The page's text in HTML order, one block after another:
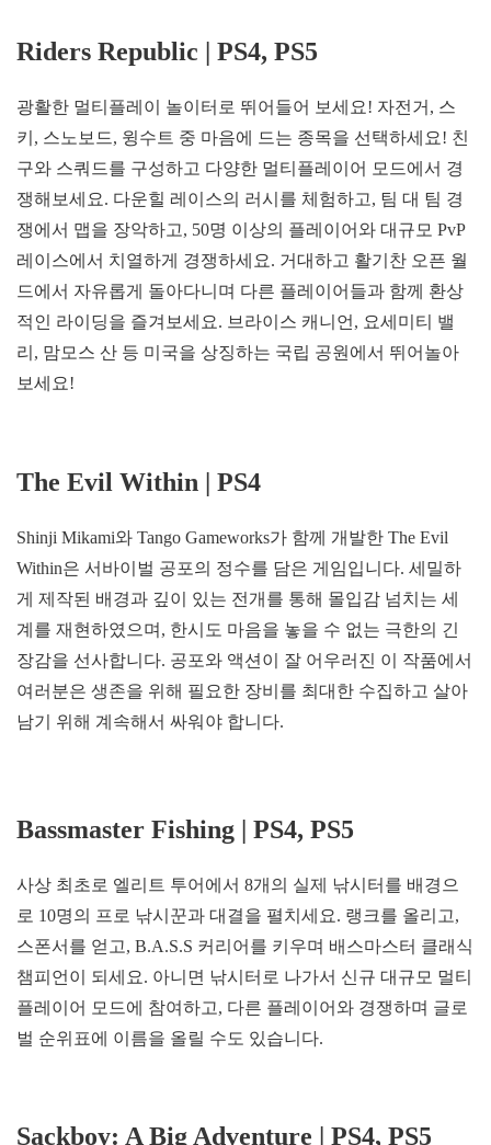
Riders Republic | PS4, PS5
광활한 멀티플레이 놀이터로 뛰어들어 보세요! 자전거, 스
키, 스노보드, 윙수트 중 마음에 드는 종목을 선택하세요! 친
구와 스쿼드를 구성하고 다양한 멀티플레이어 모드에서 경
쟁해보세요. 다운힐 레이스의 러시를 체험하고, 팀 대 팀 경
쟁에서 맵을 장악하고, 50명 이상의 플레이어와 대규모 PvP
레이스에서 치열하게 경쟁하세요. 거대하고 활기찬 오픈 월
드에서 자유롭게 돌아다니며 다른 플레이어들과 함께 환상
적인 라이딩을 즐겨보세요. 브라이스 캐니언, 요세미티 밸
리, 맘모스 산 등 미국을 상징하는 국립 공원에서 뛰어놀아
보세요!
The Evil Within | PS4
Shinji Mikami와 Tango Gameworks가 함께 개발한 The Evil
Within은 서바이벌 공포의 정수를 담은 게임입니다. 세밀하
게 제작된 배경과 깊이 있는 전개를 통해 몰입감 넘치는 세
계를 재현하였으며, 한시도 마음을 놓을 수 없는 극한의 긴
장감을 선사합니다. 공포와 액션이 잘 어우러진 이 작품에서
여러분은 생존을 위해 필요한 장비를 최대한 수집하고 살아
남기 위해 계속해서 싸워야 합니다.
Bassmaster Fishing | PS4, PS5
사상 최초로 엘리트 투어에서 8개의 실제 낚시터를 배경으
로 10명의 프로 낚시꾼과 대결을 펼치세요. 랭크를 올리고,
스폰서를 얻고, B.A.S.S 커리어를 키우며 배스마스터 클래식
챔피언이 되세요. 아니면 낚시터로 나가서 신규 대규모 멀티
플레이어 모드에 참여하고, 다른 플레이어와 경쟁하며 글로
벌 순위표에 이름을 올릴 수도 있습니다.
Sackboy: A Big Adventure | PS4, PS5